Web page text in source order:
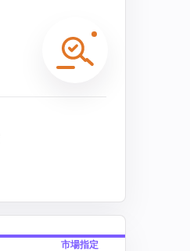
市場指定